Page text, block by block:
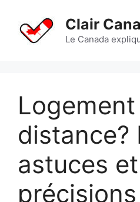
contenu
Clair
Le Canada
Logement
distance?
astuces et
précisions